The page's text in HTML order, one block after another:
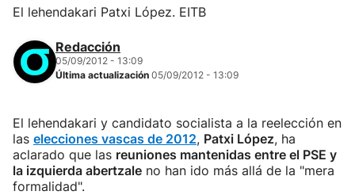
El lehendakari Patxi López. EITB
Redacción
05/09/2012 - 13:09
Última actualización 05/09/2012 - 13:09
El lehendakari y candidato socialista a la reelección en
las elecciones vascas de 2012, Patxi López, ha
aclarado que las reuniones mantenidas entre el PSE y
la izquierda abertzale no han ido más allá de la "mera
formalidad".